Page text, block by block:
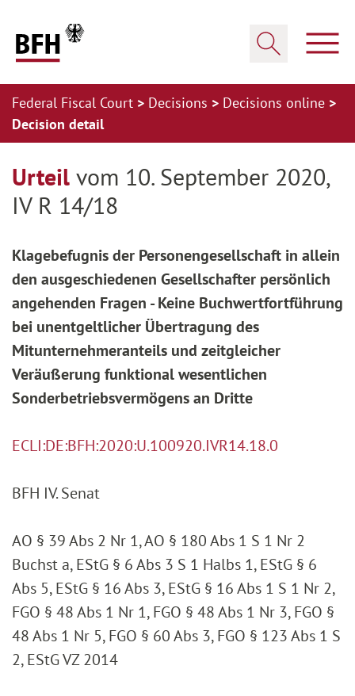
Federal Fiscal Court Decisions
Decisions online
Decision detail
Urteil vom 10. September 2020,
IV R 14/18
Klagebefugnis der Personengesellschaft in allein
den ausgeschiedenen Gesellschafter persönlich
angehenden Fragen - Keine Buchwertfortführung
bei unentgeltlicher Übertragung des
Mitunternehmeranteils und zeitgleicher
Veräußerung funktional wesentlichen
Sonderbetriebsvermögens an Dritte
ECLI:DE:BFH:2020:U.100920.IVR14.18.0
BFH IV. Senat
AO § 39 Abs 2 Nr 1, AO § 180 Abs 1 S 1 Nr 2
Buchst a, EStG § 6 Abs 3 S 1 Halbs 1, EStG § 6
Abs 5, EStG § 16 Abs 3, EStG § 16 Abs 1 S 1 Nr 2,
FGO § 48 Abs 1 Nr 1, FGO § 48 Abs 1 Nr 3, FGO §
48 Abs 1 Nr 5, FGO § 60 Abs 3, FGO § 123 Abs 1 S
2, EStG VZ 2014